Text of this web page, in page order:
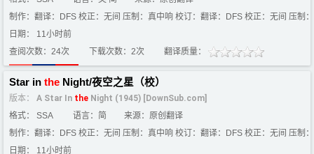
制作：翻译：DFS 校正：无间 压制：真中响 校订：翻译：DFS 校正：无间 压制
日期： 11小时前
查阅次数：24次
下载次数：2次 翻译质量：
Star in the Night/夜空之星（校）
版本： A Star In the Night (1945) [DownSub.com]
格式： SSA
语言：简
来源：原创翻译
制作：翻译：DFS 校正：无间 压制：真中响 校订：翻译：DFS 校正：无间 压制
日期： 11小时前